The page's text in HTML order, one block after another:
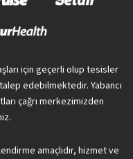
için geçerli olup tesisler
edebilmektedir. Yabancı
çağrı merkezimizden
amaçlıdır, hizmet ve